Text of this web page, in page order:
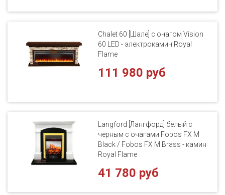
Chalet 60 [Шале] с очагом Vision
60 LED - электрокамин Royal
Flame
111 980 руб
Langford [Лангфорд] белый с
черным с очагами Fobos FX M
Black / Fobos FX M Brass - камин
Royal Flame
41 780 руб